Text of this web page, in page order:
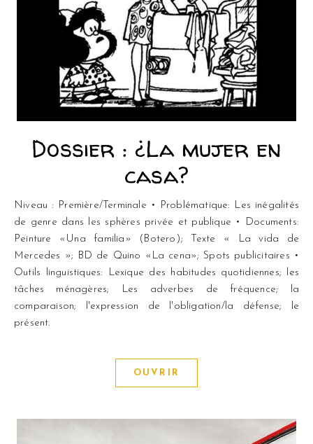
Dossier : ¿La mujer en
casa?
Niveau : Première/Terminale • Problématique: Les inégalités
de genre dans les sphères privée et publique • Documents:
Peinture «Una familia» (Botero); Texte « La vida de
Mercedes »; BD de Quino «La cena»; Spots publicitaires •
Outils linguistiques: Lexique des habitudes quotidiennes; les
tâches ménagères; Les adverbes de fréquence; la
comparaison; l'expression de l'obligation/la défense; le
présent.
OUVRIR